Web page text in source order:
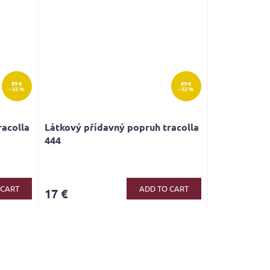
25 €
–32 %
25 €
–32 %
Látkový přídavný popruh tracolla
444
17 € ADD TO CART